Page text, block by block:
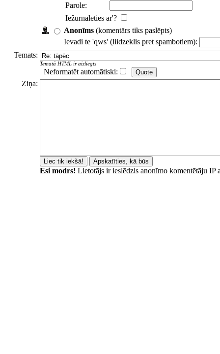
Parole:
Iežurnalēties ar'?
Anonīms (komentārs tiks paslēpts)
Ievadi te 'qws' (liidzeklis pret spambotiem):
Temats:
Tematā HTML ir aizliegts
Neformatēt automātiski:
Ziņa:
Esi modrs! Lietotājs ir ieslēdzis anonīmo komentētāju IP